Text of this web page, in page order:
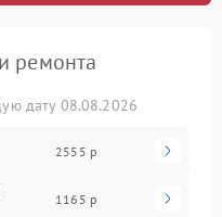
ремонта
дату 08.08.2026
2555 р
1165 р